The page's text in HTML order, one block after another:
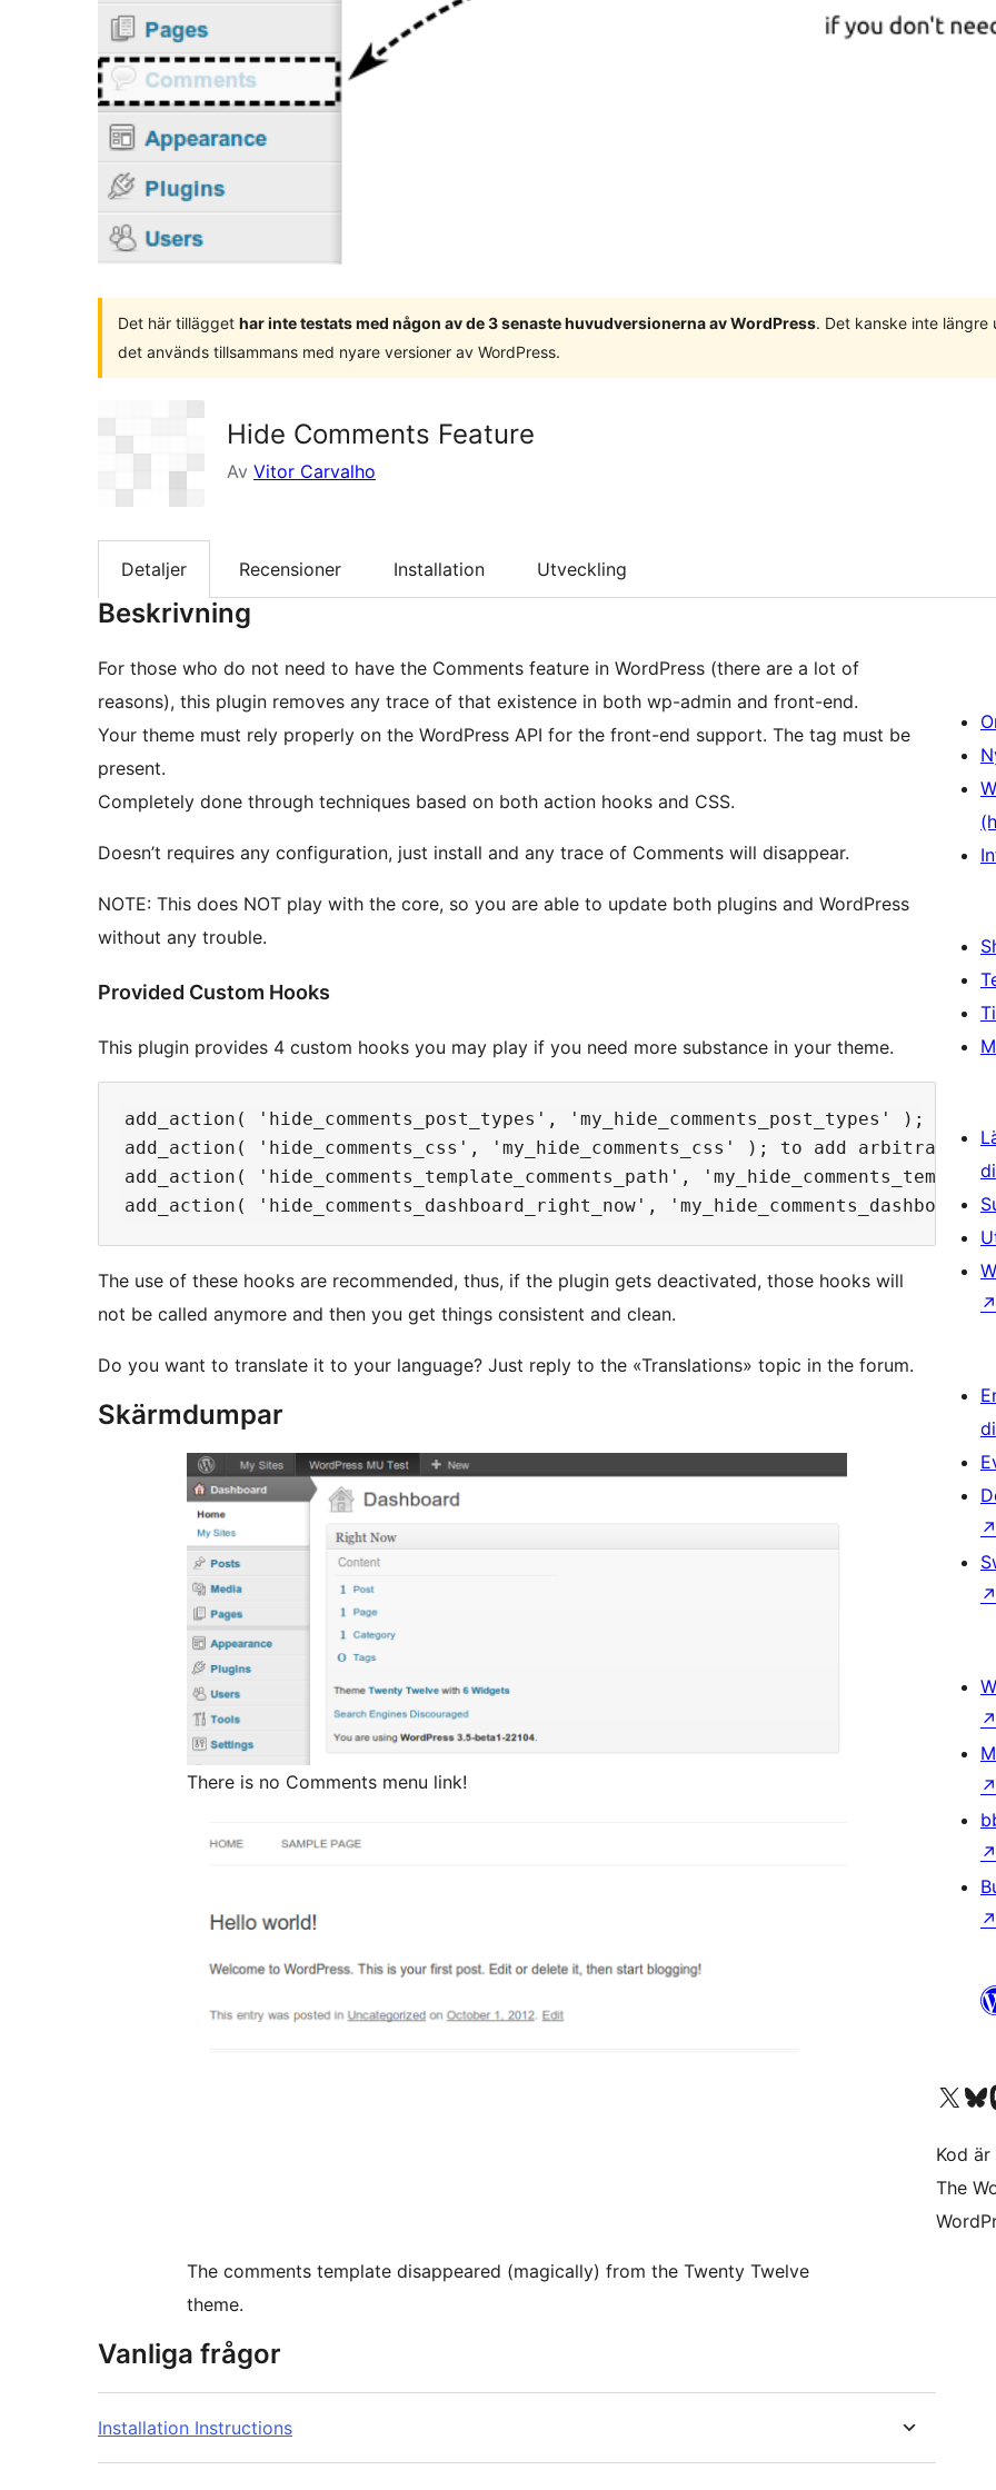
Det här tillägget har inte testats med någon av de 3 senaste huvudversionerna av WordPress. Det kanske inte
det används tillsammans med nyare versioner av WordPress.
Hide Comments Feature
Av Vitor Carvalho
Detaljer Recensioner Installation Utveckling
Beskrivning
For those who do not need to have the Comments feature in WordPress (there are a lot of
reasons), this plugin removes any trace of that existence in both wp-admin and front-end.
Your theme must rely properly on the WordPress API for the front-end support. The tag must be
present.
Completely done through techniques based on both action hooks and CSS.
Doesn’t requires any configuration, just install and any trace of Comments will disappear.
NOTE: This does NOT play with the core, so you are able to update both plugins and WordPress
without any trouble.
Provided Custom Hooks
This plugin provides 4 custom hooks you may play if you need more substance in your theme.
add_action( 'hide_comments_post_types', 'my_hide_comments_post_types'
add_action( 'hide_comments_css', 'my_hide_comments_css' ); to add arbitrary
add_action( 'hide_comments_template_comments_path',
The use of these hooks are recommended, thus, if the plugin gets deactivated, those hooks will
not be called anymore and then you get things consistent and clean.
Do you want to translate it to your language? Just reply to the «Translations» topic in the forum.
Skärmdumpar
There is no Comments menu link!
The comments template disappeared (magically) from the Twenty Twelve
theme.
Vanliga frågor
Installation Instructions
↗
↗
↗
↗
↗
↗
↗
Besök vår X-
Besök
Kod är
The